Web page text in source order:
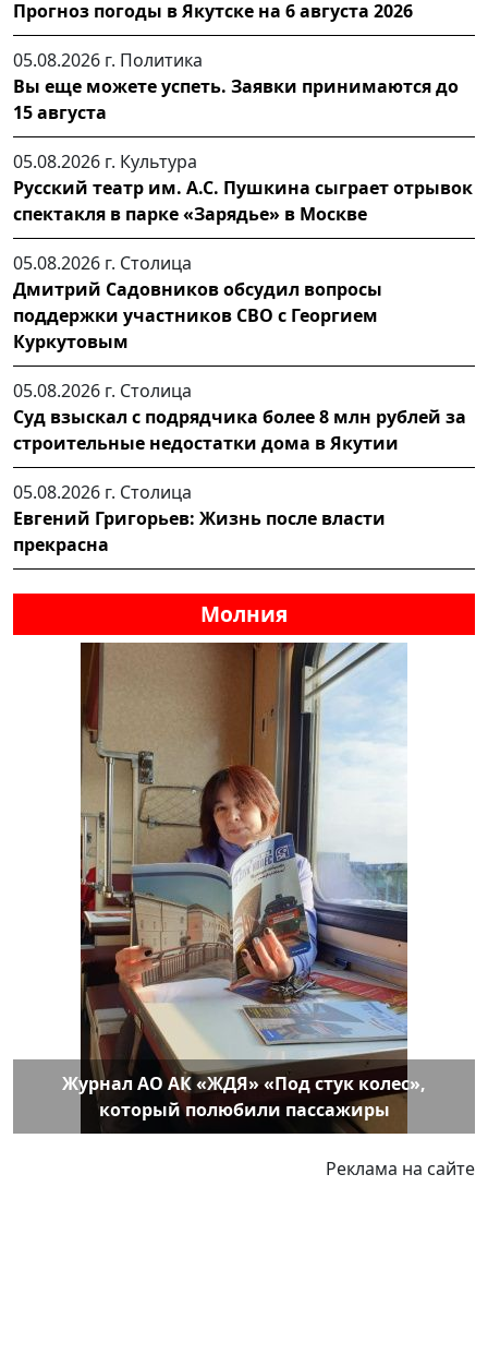
Прогноз погоды в Якутске на 6 августа 2026
05.08.2026 г. Политика
Вы еще можете успеть. Заявки принимаются до
15 августа
05.08.2026 г. Культура
Русский театр им. А.С. Пушкина сыграет отрывок
спектакля в парке «Зарядье» в Москве
05.08.2026 г. Столица
Дмитрий Садовников обсудил вопросы
поддержки участников СВО с Георгием
Куркутовым
05.08.2026 г. Столица
Суд взыскал с подрядчика более 8 млн рублей за
строительные недостатки дома в Якутии
05.08.2026 г. Столица
Евгений Григорьев: Жизнь после власти
прекрасна
Молния
Журнал АО АК «ЖДЯ» «Под стук колес»,
который полюбили пассажиры
Реклама на сайте